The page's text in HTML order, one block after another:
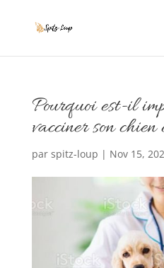
Pourquoi est-il
vacciner son
par spitz-loup | Nov 15,